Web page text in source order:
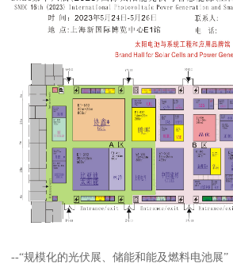
--“规模化的光伏展、储能和能及燃料电池展”